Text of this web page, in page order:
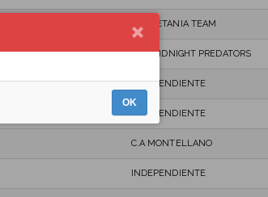
TURDETANIA TEAM
C.D. MIDNIGHT PREDATORS
INDEPENDIENTE
INDEPENDIENTE
C.A MONTELLANO
INDEPENDIENTE
OK